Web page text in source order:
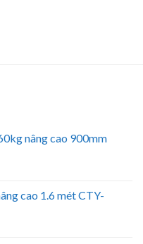
nâng cao 900mm
cao 1.6 mét CTY-